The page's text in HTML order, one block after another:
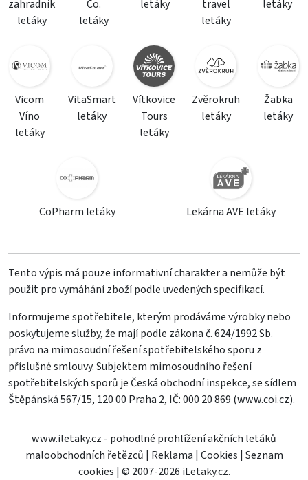
zahradník
letáky
Co.
letáky
letáky
travel
letáky
letáky
Vicom
Víno
letáky
VitaSmart
letáky
Vítkovice
Tours
letáky
Zvěrokruh
letáky
Žabka
letáky
CoPharm letáky Lekárna AVE letáky
Tento výpis má pouze informativní charakter a nemůže být
použit pro vymáhání zboží podle uvedených specifikací.
Informujeme spotřebitele, kterým prodáváme výrobky nebo
poskytujeme služby, že mají podle zákona č. 624/1992 Sb.
právo na mimosoudní řešení spotřebitelského sporu z
příslušné smlouvy. Subjektem mimosoudního řešení
spotřebitelských sporů je Česká obchodní inspekce, se sídlem
Štěpánská 567/15, 120 00 Praha 2, IČ: 000 20 869 (www.coi.cz).
www.iletaky.cz - pohodlné prohlížení akčních letáků
maloobchodních řetězců | Reklama | Cookies | Seznam
cookies | © 2007-2026 iLetaky.cz.